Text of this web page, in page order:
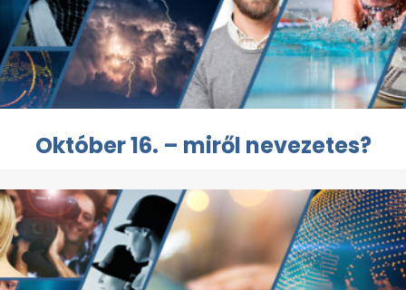
Október 16. – miről nevezetes?